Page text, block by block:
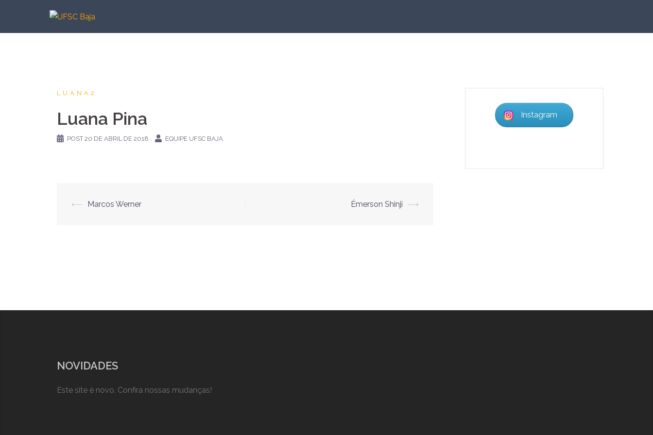
o
LUANA2
Luana Pina
POST20 DE ABRIL DE 2018 EQUIPE UFSC BAJA
Navegação
⟵ Marcos Werner Émerson Shinji ⟶
Instagram
NOVIDADES
Este site é novo. Confira nossas mudanças!